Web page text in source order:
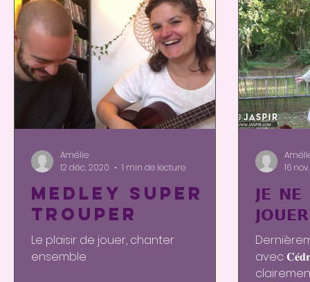
Medley Super
trouper
Le plaisir de jouer, chanter
ensemble
Amélie
12 déc. 2020
1 min de lecture
𝗝𝗘
𝗝𝗢𝗨𝗘𝗥
avec
16